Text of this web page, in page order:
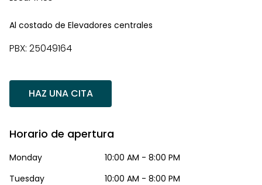
Al costado de Elevadores centrales
PBX: 25049164
HAZ UNA CITA
Horario de apertura
Monday
10:00 AM - 8:00 PM
Tuesday
10:00 AM - 8:00 PM